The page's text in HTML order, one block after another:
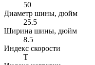
50
Диаметр шины, дюйм
25.5
Ширина шины, дюйм
8.5
Индекс скорости
T